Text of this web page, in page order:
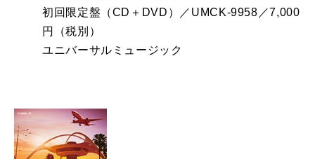
初回限定盤（CD＋DVD）／UMCK-9958／7,000
円（税別）
ユニバーサルミュージック